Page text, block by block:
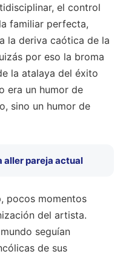
el control
familiar perfecta,
la deriva caótica de la
por eso la broma
la atalaya del éxito
era un humor de
sino un humor de
aller pareja actual
pocos momentos
del artista.
seguían
de sus